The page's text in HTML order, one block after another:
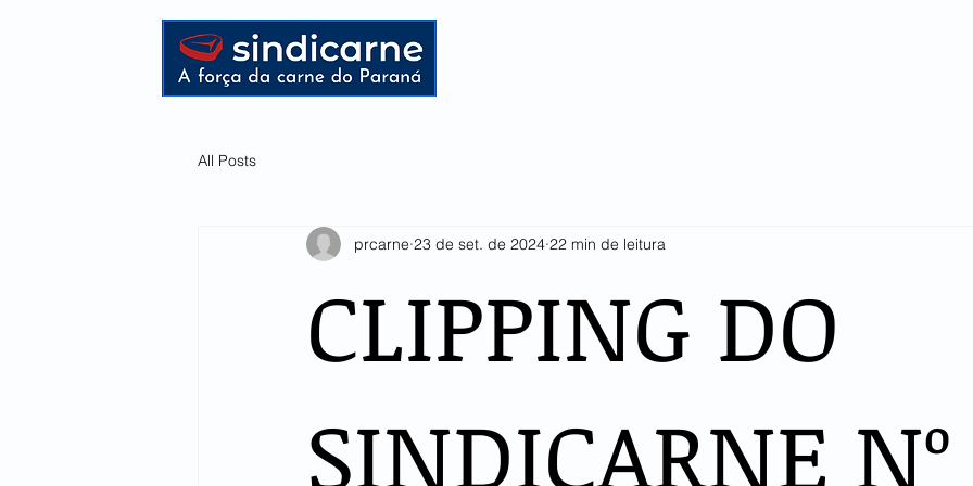
All Posts
CLIPPING DO
SINDICARNE Nº
prcarne 23 de set. de 2024 22 min de leitura